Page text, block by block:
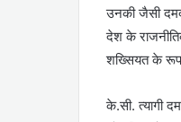
उनकी जैसी
देश के
शख्सियत के रूप
के.सी. त्यागी